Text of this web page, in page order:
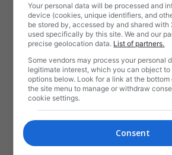
Your personal data will be processed and
device (cookies, unique identifiers, and
be stored by, accessed by and shared with
used specifically by this site. We and our
precise geolocation data. List of partners.
Some vendors may process your personal
legitimate interest, which you can object
options below. Look for a link at the bottom
the site menu to manage or withdraw
cookie settings.
Consent